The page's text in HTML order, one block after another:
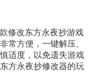
修改东方永夜抄游戏
常方便，一键解压、
适度，以免遗失游戏
方永夜抄修改器的玩